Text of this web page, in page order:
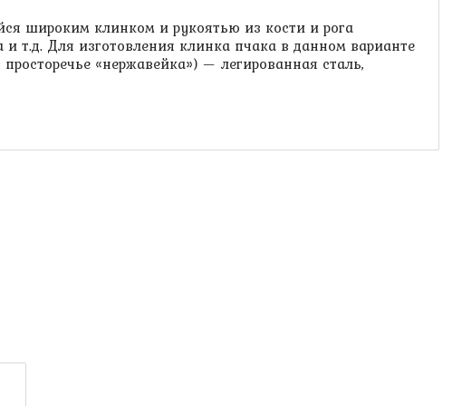
широким клинком и рукоятью из кости и рога
и т.д. Для изготовления клинка пчака в данном варианте
«нержавейка») — легированная сталь,